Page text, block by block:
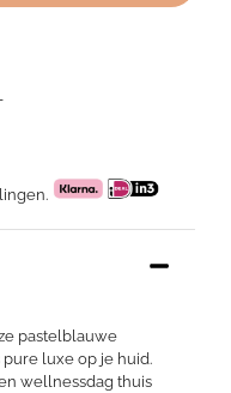
pastelblauwe
pure luxe op je huid.
wellnessdag thuis